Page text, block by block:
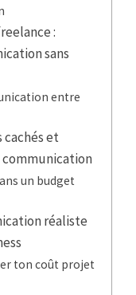
:
sans
entre
et
un budget
réaliste
ton coût projet